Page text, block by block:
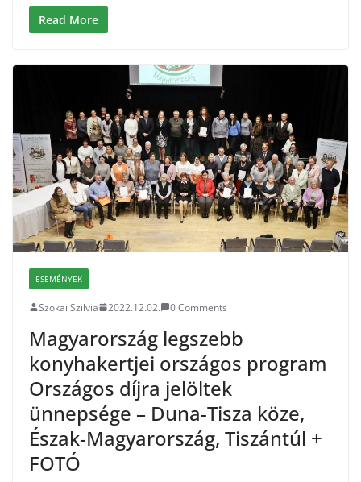
Read More
ESEMÉNYEK
Szokai Szilvia 2022.12.02. 0 Comments
Magyarország legszebb
konyhakertjei országos program
Országos díjra jelöltek
ünnepsége – Duna-Tisza köze,
Észak-Magyarország, Tiszántúl +
FOTÓ